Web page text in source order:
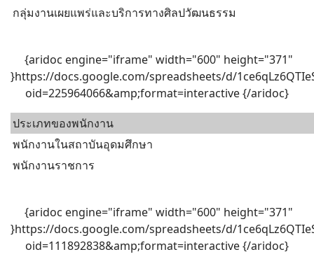
กลุ่มงานเผยแพร่และบริการทางศิลปวัฒนธรรม
{aridoc engine="iframe" width="600" height="371"
}https://docs.google.com/spreadsheets/d/
oid=225964066&amp;format=interactive {/aridoc}
ประเภทของพนักงาน
พนักงานในสถาบันอุดมศึกษา
พนักงานราชการ
{aridoc engine="iframe" width="600" height="371"
}https://docs.google.com/spreadsheets/d/
oid=111892838&amp;format=interactive {/aridoc}